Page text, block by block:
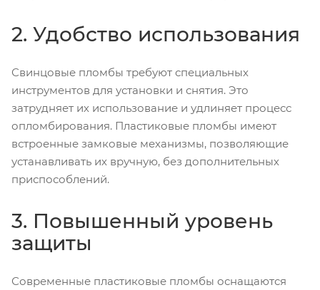
2. Удобство использования
Свинцовые пломбы требуют специальных
инструментов для установки и снятия. Это
затрудняет их использование и удлиняет процесс
опломбирования. Пластиковые пломбы имеют
встроенные замковые механизмы, позволяющие
устанавливать их вручную, без дополнительных
приспособлений.
3. Повышенный уровень
защиты
Современные пластиковые пломбы оснащаются